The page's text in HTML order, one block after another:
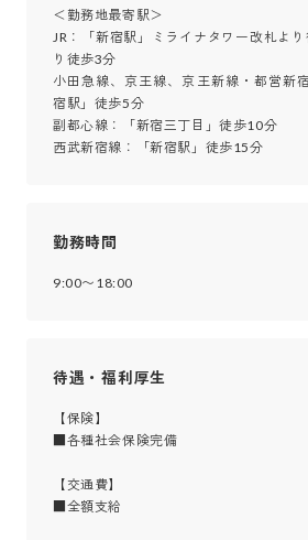
＜勤務地最寄駅＞
JR：「新宿駅」ミライナタワー改札よ
り徒歩3分
小田急線、京王線、京王新線・都営新
宿駅」徒歩5分
副都心線：「新宿三丁目」徒歩10分
西武新宿線：「新宿駅」徒歩15分
勤務時間
9:00〜18:00
待遇・福利厚生
【保険】
■各種社会保険完備
【交通費】
■全額支給